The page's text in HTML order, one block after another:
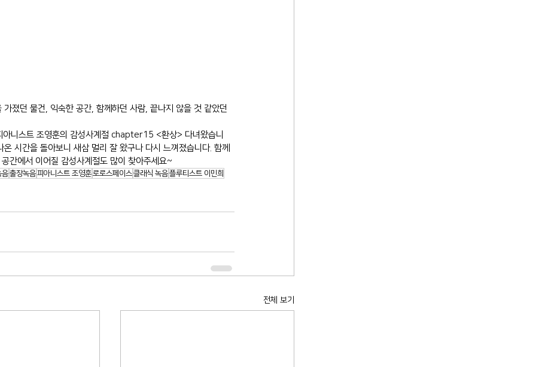
졌던 물건, 익숙한 공간, 함께하던 사람, 끝나지 않을 것 같았던
니스트 조영훈의 감성사계절 chapter15 <환상> 다녀왔습니
시간을 돌아보니 새삼 멀리 잘 왔구나 다시 느껴졌습니다. 함께
간에서 이어질 감성사계절도 많이 찾아주세요~
음출장녹음피아니스트 조영훈 로로스페이스 클래식 녹음플루티스트 이민희
전체 보기